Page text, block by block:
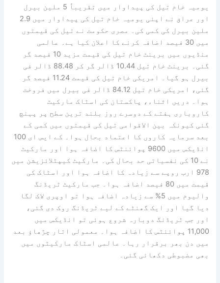
یومیہ خام تیل کی پیداوار میں تقریباً 5 ملین بیرل
اور عراق نے اپنی یومیہ خام تیل کی پیداوار میں 2.9
ملین بیرل کی کمی کی۔ مصری حکومت نے تیل کی قیمتوں
میں 30 فیصد اضافہ کرنے کا اعلان کیا ہے۔ عالمی
منڈیوں میں برینٹ خام تیل کی قیمت مزید 10 فیصد گر
گئی۔ برینٹ خام تیل 10.44 ڈالر گر کر 88.48 ڈالر فی
بیرل ہو گیا۔ امریکی خام تیل کی قیمت 11.24 فیصد گر
گئی، امریکی خام تیل 84.12 ڈالر فی بیرل میں فروخت
ہوا۔ دریں اثناء، پاکستان کی اسٹاک مارکیٹ
کاروباری ہفتے کے دوسرے روز بلند ترین سطح پر پہنچ
گئی کیونکہ بین الاقوامی تیل کی قیمتوں میں کمی کے
بعد سرمایہ کاروں کا اعتماد بحال ہوا۔ کے ایس ای 100
انڈیکس میں 9600 پوائنٹس کا اضافہ ہوا اور مارکیٹ
نے 10 کی نفسیاتی حد بحال کی۔ مارکیٹ کیپٹلائزیشن میں
978 ارب روپے سے زیادہ کا اضافہ ہوا اور اسٹاک کی
قیمت میں 80 فیصد اضافہ ہوا۔ جب مارکیٹ ٹریڈنگ
والیوم میں 5% سے زیادہ اضافہ ہوا تو اوپری لاک لگا
دیا گیا اور ایک گھنٹے کے لیے ٹریڈنگ روک دی گئی،
اور جب ٹریڈنگ دوبارہ شروع ہوئی تو انڈیکس میں
11,000 پوائنٹس کا اضافہ ہوا۔ معمولی اتار چڑھاؤ بعد
میں دن بھر برقرار رہا۔ عالمی اسٹاک مارکیٹوں میں
بھی مضبوطی دکھائی گئی۔